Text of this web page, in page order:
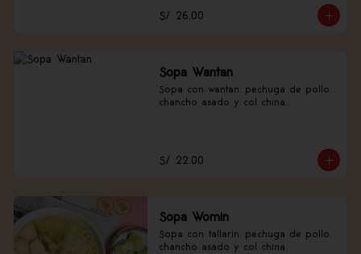
S/ 26.00
Sopa Wantan
Sopa con wantan, pechuga de pollo,
chancho asado y col china.
S/ 22.00
Sopa Womin
Sopa con tallarín, pechuga de pollo,
chancho asado y col china.